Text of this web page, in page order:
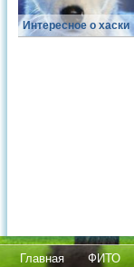
Интересное о хаски
Главная ФИТО